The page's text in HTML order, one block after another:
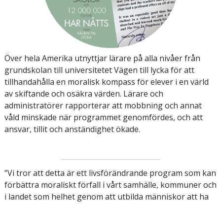
Över hela Amerika utnyttjar lärare på alla nivåer från
grundskolan till universitetet Vägen till lycka för att
tillhandahålla en moralisk kompass för elever i en värld
av skiftande och osäkra värden. Lärare och
administratörer rapporterar att mobbning och annat
våld minskade när programmet genomfördes, och att
ansvar, tillit och anständighet ökade.
”Vi tror att detta är ett livsförändrande program som kan
förbättra moraliskt förfall i vårt samhälle, kommuner och
i landet som helhet genom att utbilda människor att ha